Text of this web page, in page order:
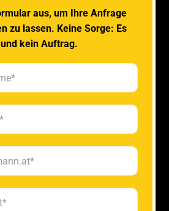
aus, um Ihre Anfrage
zu lassen. Keine Sorge: Es
kein Auftrag.